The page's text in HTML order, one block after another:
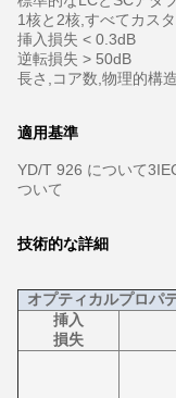
1核と2核,すべてカス
挿入損失 < 0.3dB
逆転損失 > 50dB
長さ,コア数,物理的構
適用基準
YD/T 926 について
ついて
技術的な詳細
オプティカルプロパ
挿入
損失